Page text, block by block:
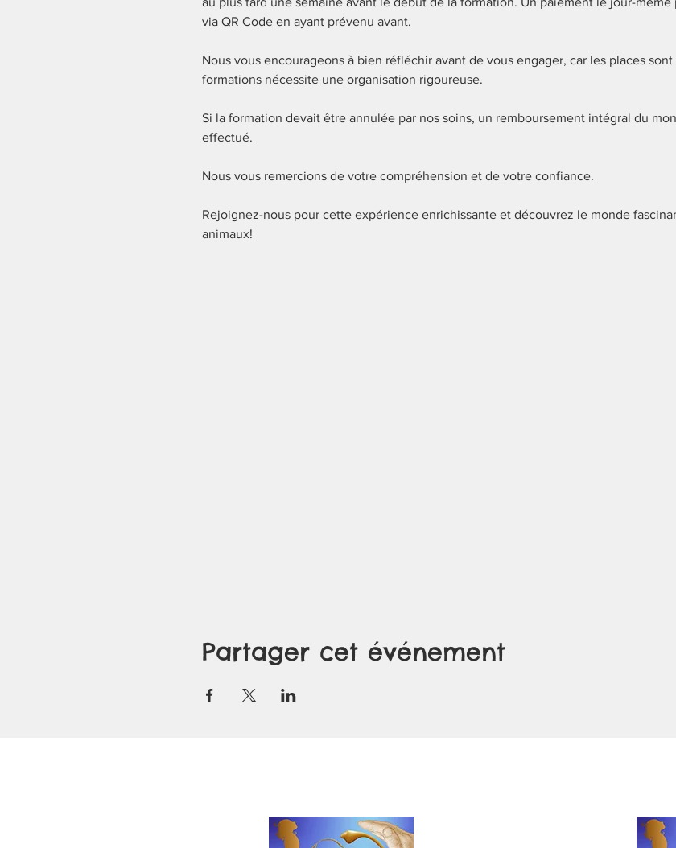
via QR Code en ayant prévenu avant.
Nous vous encourageons à bien réfléchir avant de vous engager, car les places
formations nécessite une organisation rigoureuse.
Si la formation devait être annulée par nos soins, un remboursement intégral du
effectué.
Nous vous remercions de votre compréhension et de votre confiance.
Rejoignez-nous pour cette expérience enrichissante et découvrez le monde
animaux!
Partager cet événement